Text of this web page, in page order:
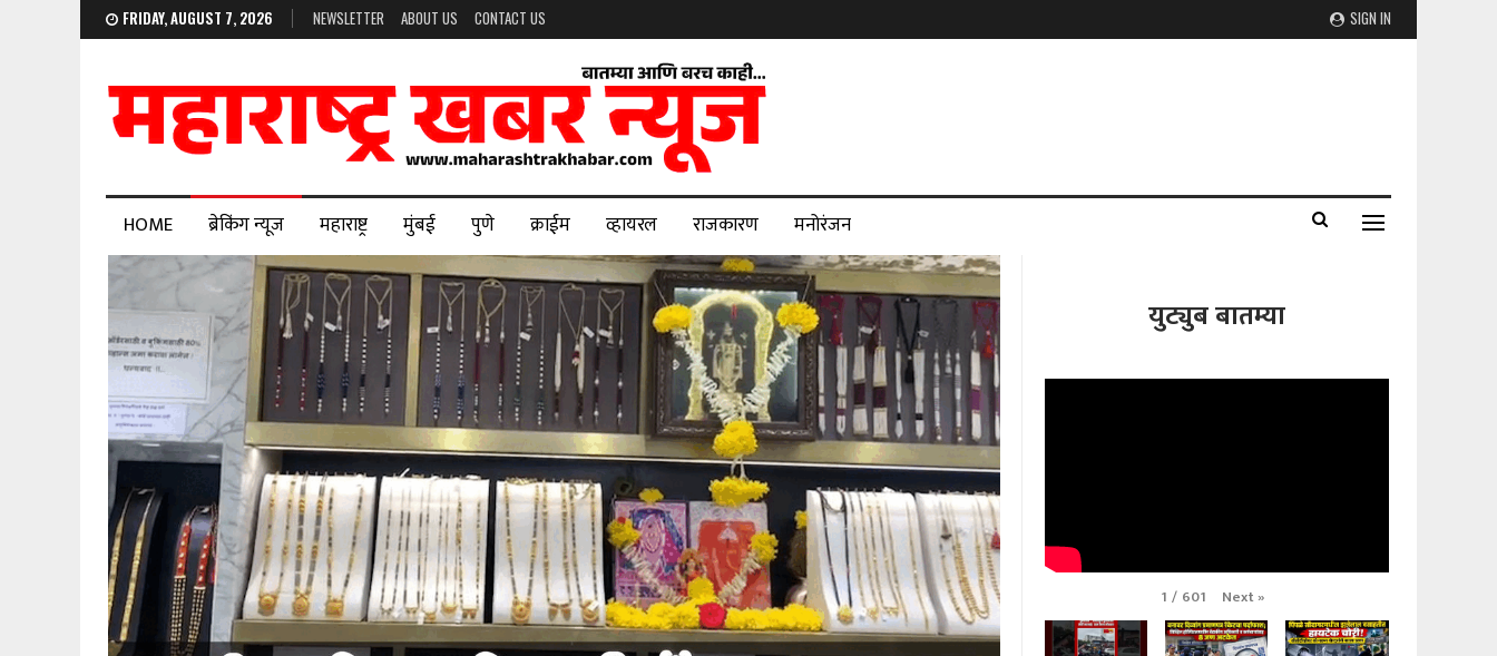
SIGN IN
FRIDAY, AUGUST 7, 2026 NEWSLETTER ABOUT US CONTACT US
HOME ब्रेकिंग न्यूज महाराष्ट्र मुंबई पुणे क्राईम व्हायरल राजकारण मनोरंजन
युट्युब बातम्या
1 / 601 Next»